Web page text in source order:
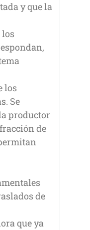
y que la
los
Se
productor
de
de
que ya